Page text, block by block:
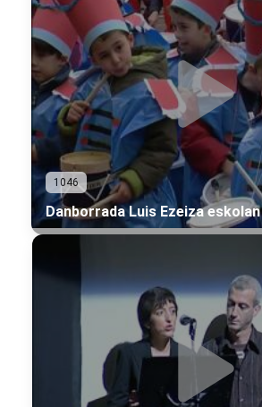
1046
Danborrada Luis Ezeiza eskolan